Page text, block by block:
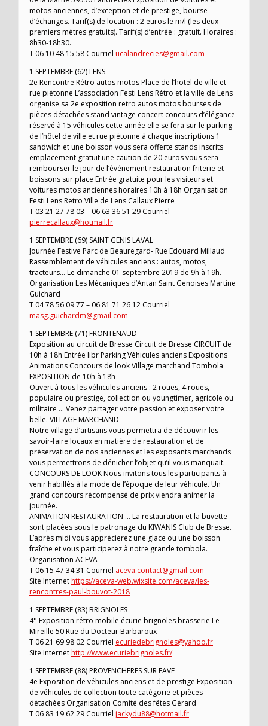
motos anciennes, d’exception et de prestige, bourse
d’échanges. Tarif(s) de location : 2 euros le m/l (les deux
premiers mètres gratuits). Tarif(s) d’entrée : gratuit. Horaires :
8h30-18h30.
T 06 10 48 15 58 Courriel ucalandrecies@gmail.com
1 SEPTEMBRE (62) LENS
2e Rencontre Rétro autos motos Place de l’hotel de ville et
rue piétonne L’association Festi Lens Rétro et la ville de Lens
organise sa 2e exposition retro autos motos bourses de
pièces détachées stand vintage concert concours d’élégance
réservé à 15 véhicules cette année elle se fera sur le parking
de l’hôtel de ville et rue piétonne à chaque inscriptions 1
sandwich et une boisson vous sera offerte stands inscrits
emplacement gratuit une caution de 20 euros vous sera
rembourser le jour de l’événement restauration friterie et
boissons sur place Entrée gratuite pour les visiteurs et
voitures motos anciennes horaires 10h à 18h Organisation
Festi Lens Retro Ville de Lens Callaux Pierre
T 03 21 27 78 03 – 06 63 36 51 29 Courriel
pierrecallaux@hotmail.fr
1 SEPTEMBRE (69) SAINT GENIS LAVAL
Journée Festive Parc de Beauregard- Rue Edouard Millaud
Rassemblement de véhicules anciens : autos, motos,
tracteurs… Le dimanche 01 septembre 2019 de 9h à 19h.
Organisation Les Mécaniques d’Antan Saint Genoises Martine
Guichard
T 04 78 56 09 77 – 06 81 71 26 12 Courriel
masg.guichardm@gmail.com
1 SEPTEMBRE (71) FRONTENAUD
Exposition au circuit de Bresse Circuit de Bresse CIRCUIT de
10h à 18h Entrée libr Parking Véhicules anciens Expositions
Animations Concours de look Village marchand Tombola
EXPOSITION de 10h à 18h
Ouvert à tous les véhicules anciens : 2 roues, 4 roues,
populaire ou prestige, collection ou youngtimer, agricole ou
militaire … Venez partager votre passion et exposer votre
belle. VILLAGE MARCHAND
Notre village d’artisans vous permettra de découvrir les
savoir-faire locaux en matière de restauration et de
préservation de nos anciennes et les exposants marchands
vous permettrons de dénicher l’objet qu’il vous manquait.
CONCOURS DE LOOK Nous invitons tous les participants à
venir habillés à la mode de l’époque de leur véhicule. Un
grand concours récompensé de prix viendra animer la
journée.
ANIMATION RESTAURATION … La restauration et la buvette
sont placées sous le patronage du KIWANIS Club de Bresse.
L’après midi vous apprécierez une glace ou une boisson
fraîche et vous participerez à notre grande tombola.
Organisation ACEVA
T 06 15 47 34 31 Courriel aceva.contact@gmail.com
Site Internethttps://aceva-web.wixsite.com/aceva/les-
rencontres-paul-bouvot-2018
1 SEPTEMBRE (83) BRIGNOLES
4° Exposition rétro mobile écurie brignoles brasserie Le
Mireille 50 Rue du Docteur Barbaroux
T 06 21 69 98 02 Courriel ecuriedebrignoles@yahoo.fr
Site Internethttp://www.ecuriebrignoles.fr/
1 SEPTEMBRE (88) PROVENCHERES SUR FAVE
4e Exposition de véhicules anciens et de prestige Exposition
de véhicules de collection toute catégorie et pièces
détachées Organisation Comité des fêtes Gérard
T 06 83 19 62 29 Courriel jackydu88@hotmail.fr